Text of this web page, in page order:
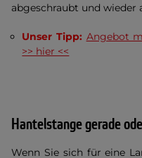
abgeschraubt und wieder
Unser Tipp: Angebot
>> hier <<
Hantelstange gerade
Wenn Sie sich für eine